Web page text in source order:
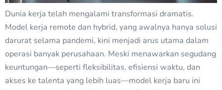
Dunia kerja telah mengalami transformasi dramatis.
Model kerja remote dan hybrid, yang awalnya hanya solusi
darurat selama pandemi, kini menjadi arus utama dalam
operasi banyak perusahaan. Meski menawarkan segudang
keuntungan—seperti fleksibilitas, efisiensi waktu, dan
akses ke talenta yang lebih luas—model kerja baru ini